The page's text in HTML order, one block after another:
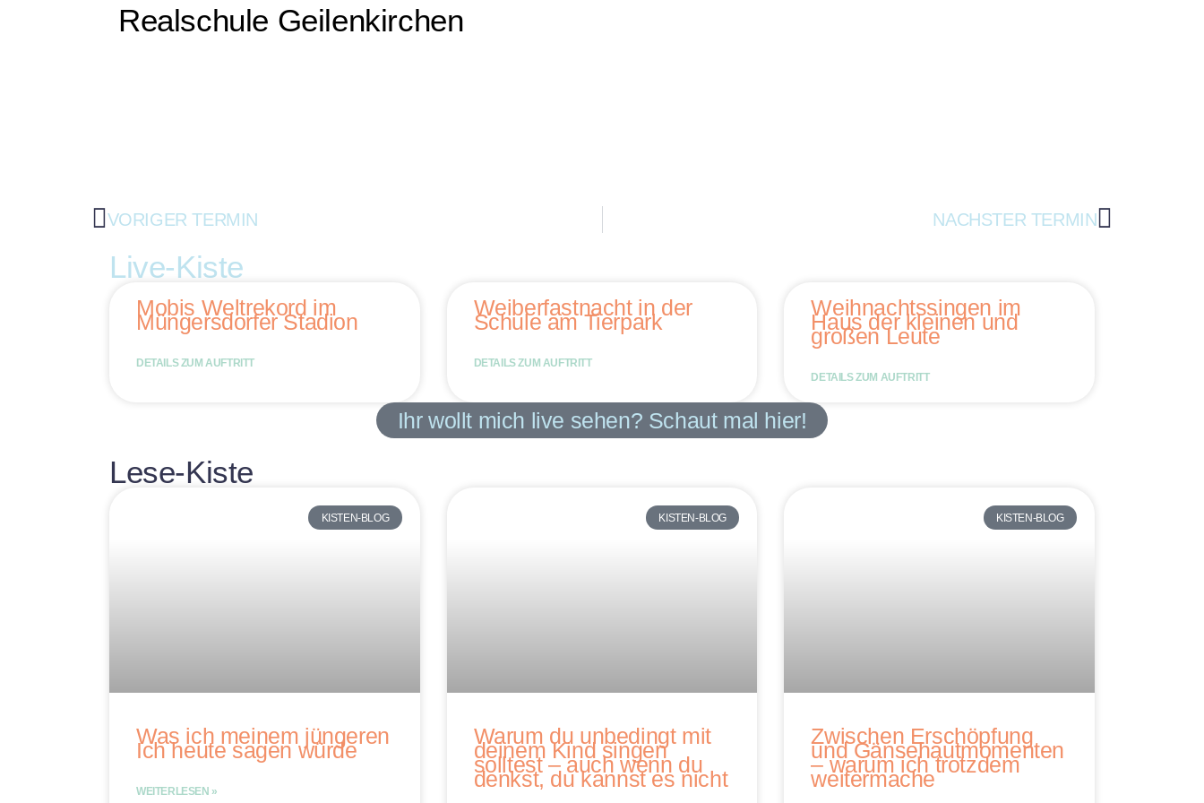
Realschule Geilenkirchen
VORIGER TERMIN NÄCHSTER TERMIN
Live-Kiste
Mobis Weltrekord im
Müngersdorfer Stadion
DETAILS ZUM AUFTRITT
Weiberfastnacht in der
Schule am Tierpark
DETAILS ZUM AUFTRITT
Weihnachtssingen im
Haus der kleinen und
großen Leute
DETAILS ZUM AUFTRITT
Ihr wollt mich live sehen? Schaut mal hier!
Lese-Kiste
KISTEN-BLOG
Was ich meinem jüngeren
Ich heute sagen würde
WEITERLESEN »
KISTEN-BLOG
Warum du unbedingt mit
deinem Kind singen
solltest – auch wenn du
denkst, du kannst es nicht
KISTEN-BLOG
Zwischen Erschöpfung
und Gänsehautmomenten
– warum ich trotzdem
weitermache